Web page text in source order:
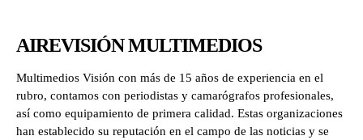
AIREVISIÓN MULTIMEDIOS
Multimedios Visión con más de 15 años de experiencia en el
rubro, contamos con periodistas y camarógrafos profesionales,
así como equipamiento de primera calidad. Estas organizaciones
han establecido su reputación en el campo de las noticias y se